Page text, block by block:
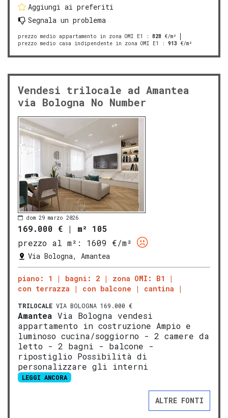
Aggiungi ai preferiti
Segnala un problema
prezzo medio appartamento in zona OMI E1 : 828 €/m²
prezzo medio casa indipendente in zona OMI E1
: 913 €/m²
Vendesi trilocale ad Amantea
via Bologna No Number
dom 29 marzo 2026
169.000 € | m² 105
prezzo al m²:
1609 €/m²
Via Bologna, Amantea
piano: 1 bagni: 2
zona OMI: B1
con terrazza
con balcone cantina
TRILOCALE VIA BOLOGNA 169.000 €
Amantea Via Bologna vendesi
appartamento in costruzione Ampio e
luminoso cucina/soggiorno - 2 camere da
letto - 2 bagni - balcone -
ripostiglio Possibilità di
personalizzare gli interni
LEGGI ANCORA
ALTRE FONTI